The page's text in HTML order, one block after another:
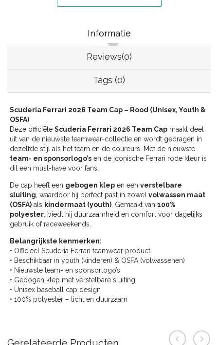
Informatie
Reviews(0)
Tags (0)
Scuderia Ferrari 2026 Team Cap – Rood (Unisex, Youth &
OSFA)
Deze officiële Scuderia Ferrari 2026 Team Cap maakt deel
uit van de nieuwste teamwear-collectie en wordt gedragen in
dezelfde stijl als het team en de coureurs. Met de nieuwste
team- en sponsorlogo’s en de iconische Ferrari rode kleur is
dit een must-have voor fans.
De cap heeft een gebogen klep en een verstelbare
sluiting, waardoor hij perfect past in zowel volwassen maat
(OSFA) als kindermaat (youth). Gemaakt van 100%
polyester, biedt hij duurzaamheid en comfort voor dagelijks
gebruik of raceweekends.
Belangrijkste kenmerken:
• Officieel Scuderia Ferrari teamwear product
• Beschikbaar in youth (kinderen) & OSFA (volwassenen)
• Nieuwste team- en sponsorlogo’s
• Gebogen klep met verstelbare sluiting
• Unisex baseball cap design
• 100% polyester – licht en duurzaam